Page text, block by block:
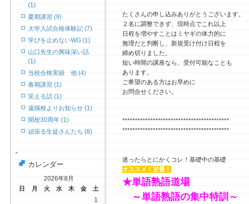
たくさんの申し込みありがとうございます。
２名に調整できず、現時点でこれ以上
日程を増やすことはミヤギの体力的に
無理だと判断し、新規受け付け日程を
締め切りました。
短い時間の講座なら、受付可能なことも
あります。
ご希望のある方はお早めに
お問合せください。
******************************************
******************************************
迷ったらとにかくコレ！基礎中の基礎
オススメ！定番！
★単語熟語道場
～単語熟語の集中特訓～
(1)
夏期講習 (9)
大学入試合格体験記 (7)
学びを止めないWG (1)
山口先生の興味深い話
(1)
当校合格実績 他 (4)
春期講習 (1)
笑える話 (1)
遠隔校よりお知らせ (1)
開校30周年 (1)
頑張る生徒さんたち (8)
-
カレンダー
2026年8月
日
月 火 水 木 金 土
1